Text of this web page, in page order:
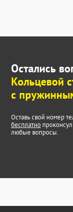
Остались
Кольцевой
с
Оставь свой номер
бесплатно
любые вопросы.